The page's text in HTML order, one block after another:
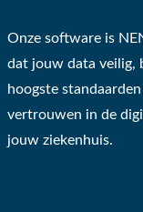
Onze software is
dat jouw data veilig,
hoogste
vertrouwen in de
jouw ziekenhuis.